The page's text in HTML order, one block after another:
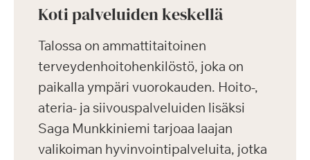
Koti palveluiden keskellä
Talossa on ammattitaitoinen
terveydenhoitohenkilöstö, joka on
paikalla ympäri vuorokauden. Hoito-,
ateria- ja siivouspalveluiden lisäksi
Saga Munkkiniemi tarjoaa laajan
valikoiman hyvinvointipalveluita, jotka